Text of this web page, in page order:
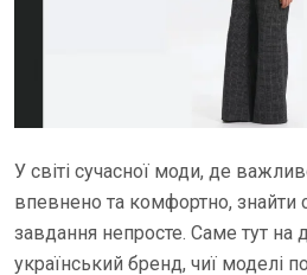
У світі сучасної моди, де
впевнено та комфортно, знайти
завдання непросте. Саме тут на
український бренд, чиї моделі